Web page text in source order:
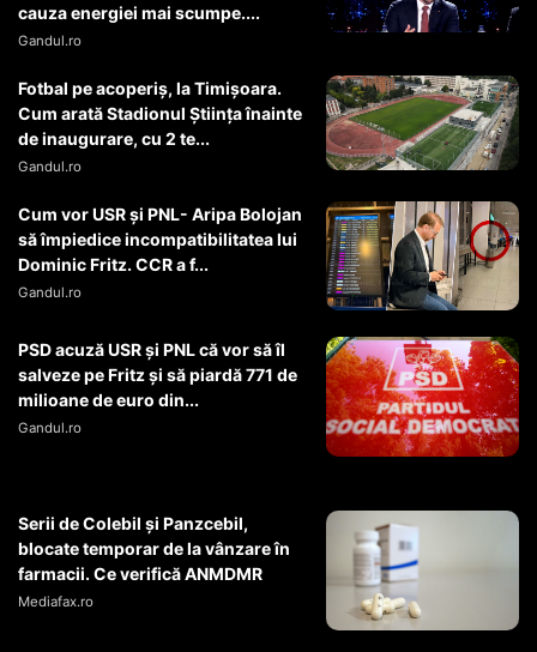
cauza energiei mai scumpe....
Gandul.ro
Fotbal pe acoperiș, la Timișoara.
Cum arată Stadionul Știința înainte
de inaugurare, cu 2 te...
Gandul.ro
Cum vor USR şi PNL- Aripa Bolojan
să împiedice incompatibilitatea lui
Dominic Fritz. CCR a f...
Gandul.ro
PSD acuză USR și PNL că vor să îl
salveze pe Fritz și să piardă 771 de
milioane de euro din...
Gandul.ro
Serii de Colebil și Panzcebil,
blocate temporar de la vânzare în
farmacii. Ce verifică ANMDMR
Mediafax.ro